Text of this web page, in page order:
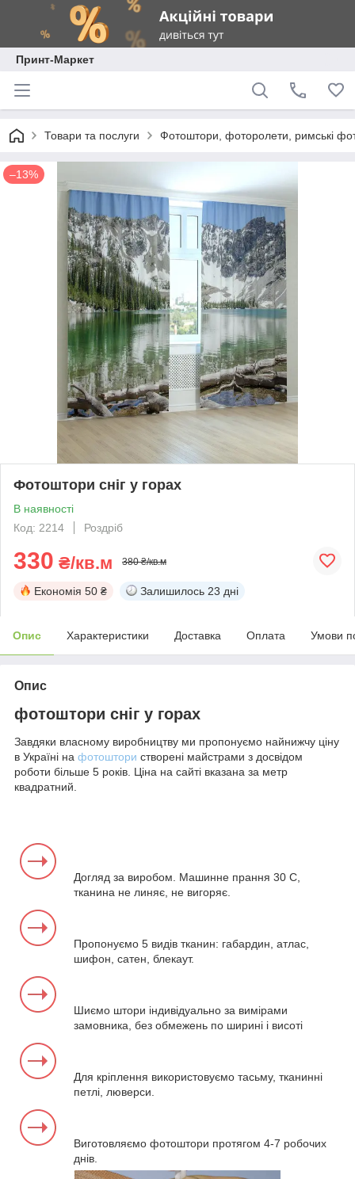
Принт-Маркет
Товари та послуги Фотоштори, фоторолети, римські
–13%
Фотоштори сніг у горах
В наявності
Код: 2214
Роздріб
330 ₴/кв.м 380 ₴/кв.м
Економія 50 ₴ Залишилось 23 дні
Опис Характеристики Доставка Оплата Умови
Опис
фотоштори сніг у горах
Завдяки власному виробництву ми пропонуємо найнижчу ціну
в Україні на фотоштори створені майстрами з досвідом
роботи більше 5 років. Ціна на сайті вказана за метр
квадратний.
Догляд за виробом. Машинне прання 30 С,
тканина не линяє, не вигоряє.
Пропонуємо 5 видів тканин: габардин, атлас,
шифон, сатен, блекаут.
Шиємо штори індивідуально за вимірами
замовника, без обмежень по ширині і висоті
Для кріплення використовуємо тасьму, тканинні
петлі, люверси.
Виготовляємо фотоштори протягом 4-7 робочих
днів.